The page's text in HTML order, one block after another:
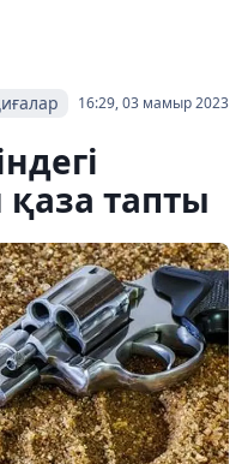
16:29, 03 мамыр 2023
тапты